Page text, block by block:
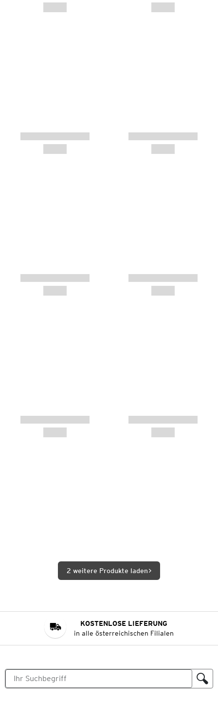
2 weitere Produkte laden
KOSTENLOSE LIEFERUNG
in alle österreichischen Filialen